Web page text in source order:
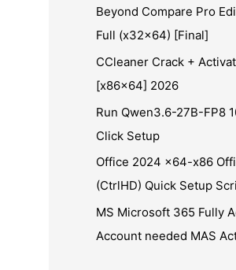
Beyond Compare Pro
Full (x32x64) [Final]
CCleaner Crack +
[x86x64] 2026
Run Qwen3.6-27B-FP8
Click Setup
Office 2024 x64-x86
(CtrlHD) Quick Setup
MS Microsoft 365 Fully
Account needed MAS